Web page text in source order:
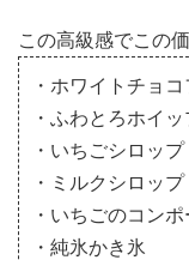
この高級感でこの
・ホワイトチョ
・ふわとろホイッ
・いちごシロップ
・ミルクシロップ
・いちごのコンポ
・純氷かき氷